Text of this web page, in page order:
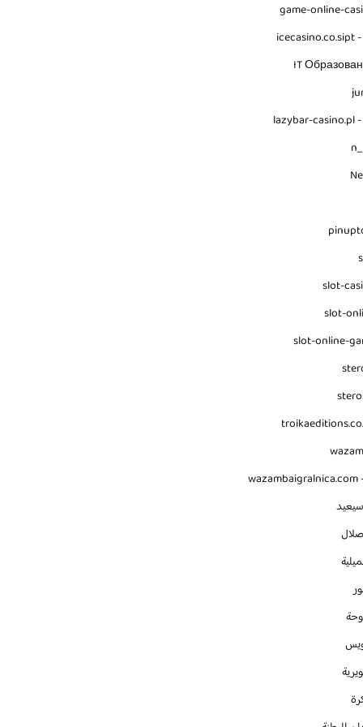
game-online-
icecasino.co.sipt
IT
lazybar-casino.pl
slot-
slot-
slot-online-
wazambaigralnica.com